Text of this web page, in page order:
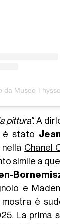
pittura". A
è stato
nella Chanel
simile a
e
mostra è
La